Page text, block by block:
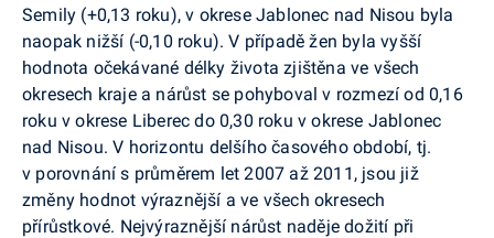
Semily (+0,13 roku), v okrese Jablonec nad Nisou byla
naopak nižší (-0,10 roku). V případě žen byla vyšší
hodnota očekávané délky života zjištěna ve všech
okresech kraje a nárůst se pohyboval v rozmezí od 0,16
roku v okrese Liberec do 0,30 roku v okrese Jablonec
nad Nisou. V horizontu delšího časového období, tj.
v porovnání s průměrem let 2007 až 2011, jsou již
změny hodnot výraznější a ve všech okresech
přírůstkové. Nejvýraznější nárůst naděje dožití při